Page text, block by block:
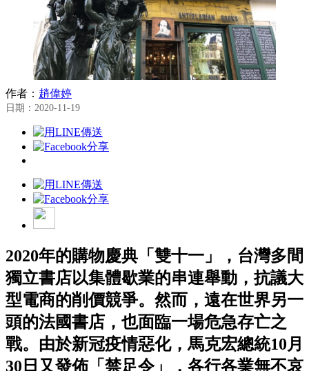
作者： 趙偉婷
日期：2020-11-19
2020年的購物慶典「雙十一」，台灣多間
獨立書店以集體歇業的串連舉動，抗議大
型電商的削價競爭。然而，遠在世界另一
頭的法國書店，也面臨一場危急存亡之
戰。由於新冠疫情惡化，馬克宏總統10月
30日又發佈「禁足令」，各行各業無不哀